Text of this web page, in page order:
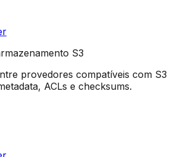
S3
provedores compatíveis com S3
ACLs e checksums.